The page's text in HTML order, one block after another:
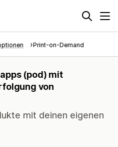
Print-on-Demand
(pod) mit
von
mit deinen eigenen